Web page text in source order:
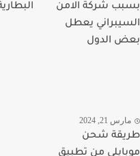
شركة الامن
يعطل
الدول
البطارية
21, 2024
شحن
من تطبيق